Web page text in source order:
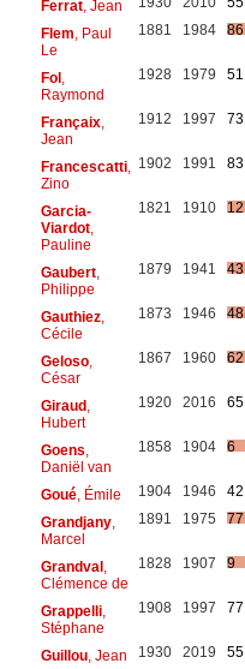
Ferrat, Jean
Flem , Paul
Le
1881 1984 86
Fol,
Raymond
1928 1979 51
Françaix,
Jean
1912 1997 73
Francescatti,
Zino
1902 1991 83
Garcia-
Viardot,
Pauline
1821 1910 12
Gaubert,
Philippe
1879 1941 43
Gauthiez,
Cécile
1873 1946 48
Geloso,
César
1867 1960 62
Giraud,
Hubert
1920 2016 65
Goens
Daniël van
1858 1904 6
Goué, Émile 1904 1946
42
Grandjany,
Marcel
1891 1975 77
Grandval,
Clémence de
1828 1907 9
Grappelli,
Stéphane
1908 1997 77
Guillou, Jean 1930 2019
55